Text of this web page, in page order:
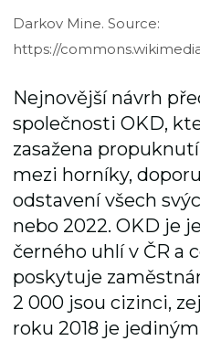
Darkov Mine. Source:
https://
Nejnovější návrh
společnosti OKD,
zasažena
mezi horníky,
odstavení všech
nebo 2022. OKD je
černého uhlí v ČR a
poskytuje
2 000 jsou cizinci,
roku 2018 je